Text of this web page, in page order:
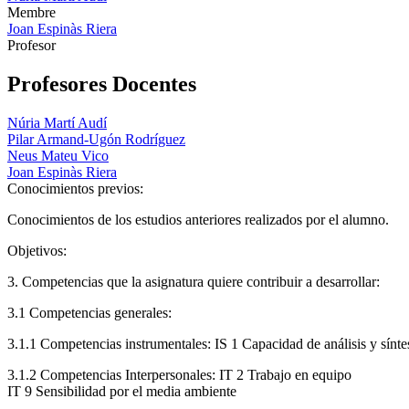
Membre
Joan Espinàs Riera
Profesor
Profesores Docentes
Núria Martí Audí
Pilar Armand-Ugón Rodríguez
Neus Mateu Vico
Joan Espinàs Riera
Conocimientos previos:
Conocimientos de los estudios anteriores realizados por el alumno.
Objetivos:
3. Competencias que la asignatura quiere contribuir a desarrollar:
3.1 Competencias generales:
3.1.1 Competencias instrumentales: IS 1 Capacidad de análisis y
3.1.2 Competencias Interpersonales: IT 2 Trabajo en equipo
IT 9 Sensibilidad por el media ambiente